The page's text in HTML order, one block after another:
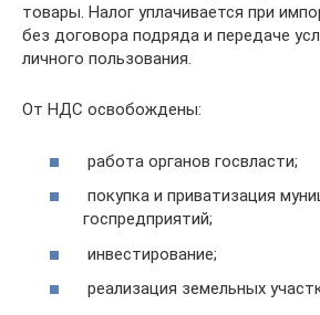
товары. Налог уплачивается при
без договора подряда и передаче
личного пользования.
От НДС освобождены:
работа органов госвласти;
покупка и приватизация
госпредприятий;
инвестирование;
реализация земельных